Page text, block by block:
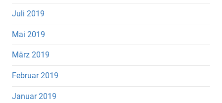
Juli 2019
Mai 2019
März 2019
Februar 2019
Januar 2019